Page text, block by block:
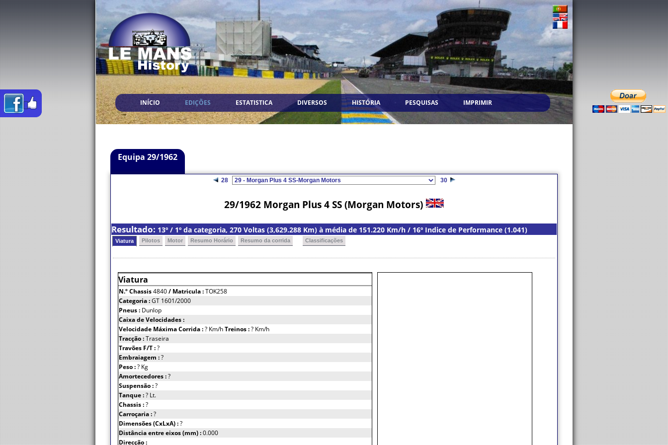
INÍCIO EDIÇÕES ESTATISTICA DIVERSOS HISTÓRIA PESQUISAS IMPRIMIR
Equipa 29/1962
28 30
29/1962 Morgan Plus 4 SS (Morgan Motors)
Resultado: 13º / 1º da categoria, 270 Voltas (3,629.288 Km) à média de 151.220 Km/h / 16º Indice de Performance (1.041)
Viatura Pilotos Motor Resumo Horário Resumo da corrida Classificações
Viatura
N.º Chassis4840/ Matricula :TOK258
Categoria :GT 1601/2000
Pneus : Dunlop
Caixa de Velocidades :
Velocidade Máxima Corrida :? Km/hTreinos :? Km/h
Tracção :Traseira
Travões F/T :?
Embraiagem :?
Peso :? Kg
Amortecedores :?
Suspensão :?
Tanque :? Lt.
Chassis :?
Carroçaria :?
Dimensões (CxLxA) :?
Distância entre eixos (mm) :0.000
Direcção :